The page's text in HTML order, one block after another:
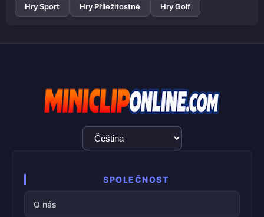
Hry Sport Hry Příležitostné Hry Golf
Výběr
jazyka
SPOLEČNOST
O nás